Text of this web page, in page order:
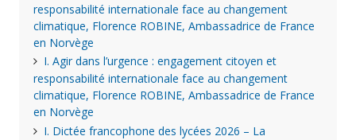
responsabilité internationale face au changement
climatique, Florence ROBINE, Ambassadrice de France
en Norvège
I. Agir dans l’urgence : engagement citoyen et
responsabilité internationale face au changement
climatique, Florence ROBINE, Ambassadrice de France
en Norvège
I. Dictée francophone des lycées 2026 – La